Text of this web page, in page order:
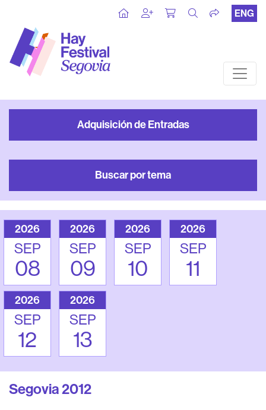
ENG
Adquisición de Entradas
Buscar por tema
2026
SEP
08
2026
SEP
09
2026
SEP
10
2026
SEP
11
2026
SEP
12
2026
SEP
13
Segovia 2012